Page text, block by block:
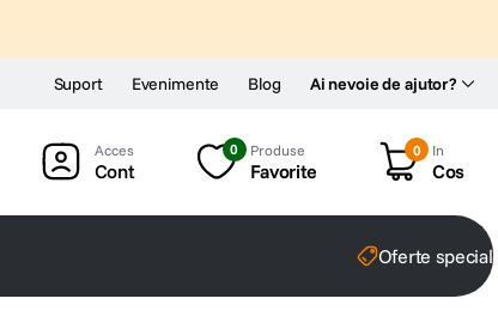
Ai nevoie de ajutor?
Suport Evenimente Blog
Cont
0 Produse
Favorite
0 In
Cos
Oferte